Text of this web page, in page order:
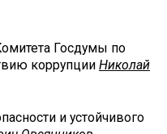
Госдумы по
коррупции Николай
и устойчивого